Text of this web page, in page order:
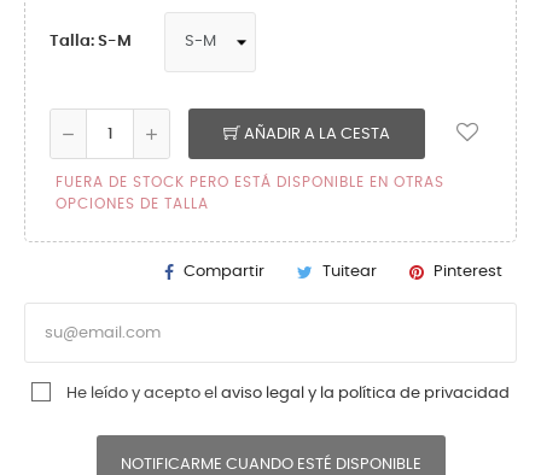
Talla: S-M
AÑADIR A LA CESTA
FUERA DE STOCK PERO ESTÁ DISPONIBLE EN OTRAS
OPCIONES DE TALLA
Compartir Tuitear Pinterest
He leído y acepto el aviso legal y la política de privacidad
NOTIFICARME CUANDO ESTÉ DISPONIBLE